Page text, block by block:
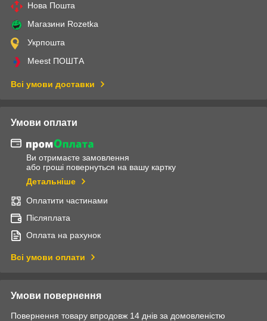
Нова Пошта
Магазини Rozetka
Укрпошта
Meest ПОШТА
Всі умови доставки
Умови оплати
Ви отримаєте замовлення
або гроші повернуться на вашу картку
Детальніше
Оплатити частинами
Післяплата
Оплата на рахунок
Всі умови оплати
Умови повернення
Повернення товару впродовж 14 днів за домовленістю